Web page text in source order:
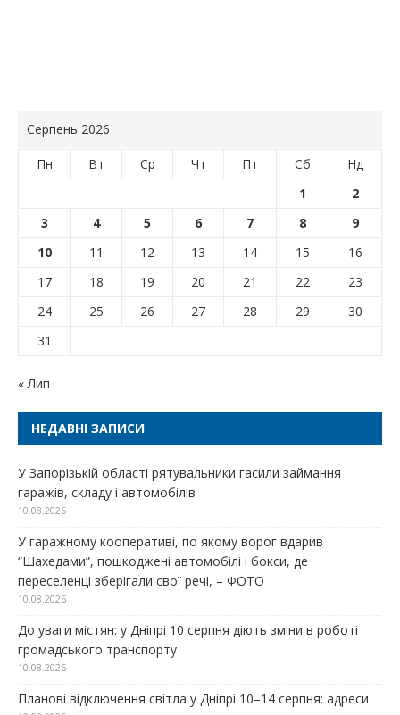
Серпень 2026
Пн Вт Ср Чт Пт Сб
Нд
1
2
3
4 5 6 7 8
9
10
11 12 13 14 15
16
17
18 19 20 21 22
23
24
25 26 27 28 29
30
31
« Лип
НЕДАВНІ ЗАПИСИ
У Запорізькій області рятувальники гасили займання
гаражів, складу і автомобілів
10.08.2026
У гаражному кооперативі, по якому ворог вдарив
“Шахедами”, пошкоджені автомобілі і бокси, де
переселенці зберігали свої речі, – ФОТО
10.08.2026
До уваги містян: у Дніпрі 10 серпня діють зміни в роботі
громадського транспорту
10.08.2026
Планові відключення світла у Дніпрі 10–14 серпня: адреси